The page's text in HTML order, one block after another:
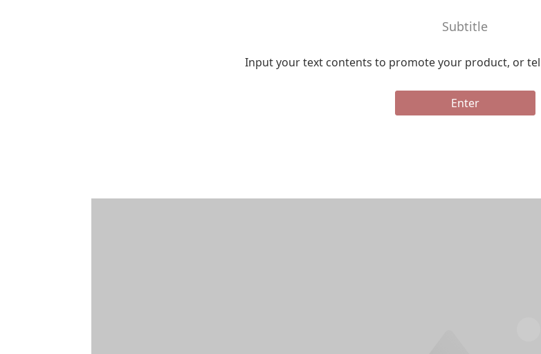
Subtitle
Input your text contents to promote your product, or
Enter